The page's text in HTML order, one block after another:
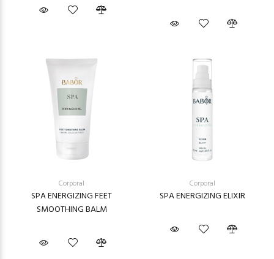
Corporal
SPA ENERGIZING FEET
SMOOTHING BALM
Corporal
SPA ENERGIZING ELIXIR